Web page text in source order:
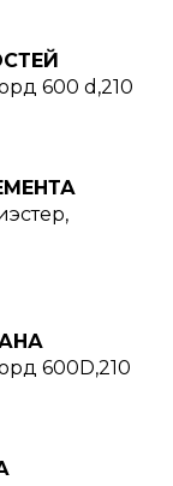
600 d,210
600D,210